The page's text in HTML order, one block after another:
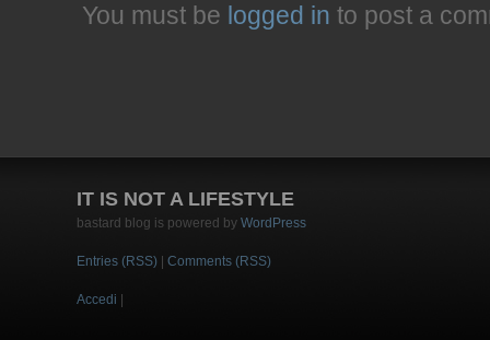
You must be logged in to post a
IT IS NOT A LIFESTYLE
bastard blog is powered by WordPress
Entries (RSS) Comments (RSS)
Accedi